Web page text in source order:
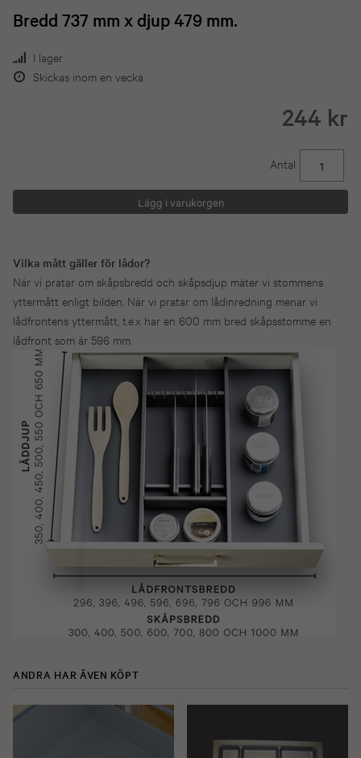
Bredd 737 mm x djup 479 mm.
I lager
Skickas inom en vecka
244 kr
Antal
Vilka mått gäller för lådor?
När vi pratar om skåpsbredd och skåpsdjup mäter vi stommens
yttermått enligt bilden. När vi pratar om lådinredning menar vi
lådfrontens yttermått, t.e.x har en 600 mm bred skåpsstomme en
lådfront som är 596 mm.
ANDRA HAR ÄVEN KÖPT